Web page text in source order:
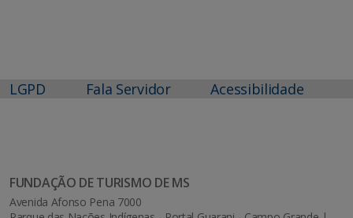
LGPD Fala Servidor Acessibilidade
FUNDAÇÃO DE TURISMO DE MS
Avenida Afonso Pena 7000